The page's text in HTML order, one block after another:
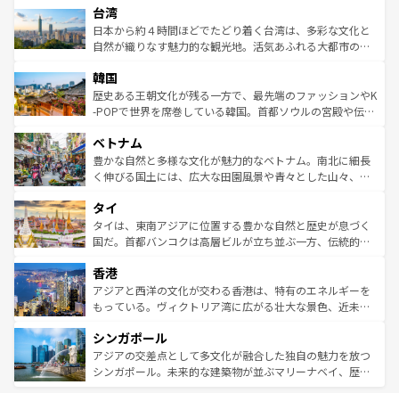
情報は
人々、おいしいローカルフードやハワイアンミュージッ
ク、伝統的なフラダンスなど、すべてがハワイの魅力を彩
っている。訪れるたびに新しい発見と感動が待っているハ
はコンテンツ一覧
リアリーフや大陸中央部にそびえるウルル（エアーズロッ
ク）、タスマニアの美しい原生林やケアンズの熱帯雨林な
ど、見どころがたくさん。また、カフェやワイン、オージ
いる。アクティビティも充実しており、サーフィンやダイ
ビング、ハイキングなど、アウトドア好きにはたまらな
い。オーストラリアの多彩な魅力を存分に味わいつくそ
参照してほしい。
台湾
日本から約４時間ほどでたどり着く台湾は、多彩な文化と
自然が織りなす魅力的な観光地。活気あふれる大都市の台
ン）、静ひつな山岳地帯である台湾東部など、都市の喧騒
と山間の静けさが共存しており、訪れる人に新しい発見と
驚きをもたらしてくれる。また、奥深い台湾の食文化も魅
容にもいいと評判のスイーツなど、バラエティ豊かな料理
が味わえる。 なお、新着の台湾情報は コンテンツ一覧を参
照してほしい。
韓国
歴史ある王朝文化が残る一方で、最先端のファッションやK
-POPで世界を席巻している韓国。首都ソウルの宮殿や伝統
き、地方に足を延ばせば四季折々の自然美を楽しむことが
できる。そして、キムチや焼肉、絶品のストリートフード
まで、さまざまな韓国料理が待っている。夜には、韓国な
リティに包まれながら、韓国の多彩な魅力を心ゆくまで味
わってみてほしい。 なお、新着の韓国情報はコンテンツ一
覧を参照してほしい。
ベトナム
豊かな自然と多様な文化が魅力的なベトナム。南北に細長
く伸びる国土には、広大な田園風景や青々とした山々、世
急速な発展と共に伝統が息づく。ハノイの古い町並みやホ
ーチミン市のフランス統治時代の建物も、独特の雰囲気を
醸し出している。また、バラエティの豊かさとおいしさで
とつ。フォーやバインミー、ベトナムコーヒーなどは、ぜ
ひ現地で味わいたい。どの地域を訪れてもあたたかい人々
が旅行者を迎えてくれるので、きっと忘れられない旅にな
参照してほしい。
タイ
タイは、東南アジアに位置する豊かな自然と歴史が息づく
国だ。首都バンコクは高層ビルが立ち並ぶ一方、伝統的な
の活気が交差している。北部ではチェンマイなどの山岳地
帯で自然と触れ合い、南部ではプーケットやクラビの美し
いビーチでリゾート気分を楽しむことができる。タイ料理
激する。気候は一年中温暖で、どの季節にも異なる楽しみ
が待っている。親しみやすいタイの人々、仏教を中心とし
た文化、そして多様な観光資源が、訪れる旅人を魅了し続
香港
アジアと西洋の文化が交わる香港は、特有のエネルギーを
もっている。ヴィクトリア湾に広がる壮大な景色、近未来
み、どこを訪れても感動するはず。観光スポットが密集し
ており、効率よく見どころを回れるのも魅力。息をのむよ
うな絶景から文化的な体験まで、香港を存分に楽しみ尽く
シンガポール
アジアの交差点として多文化が融合した独自の魅力を放つ
シンガポール。未来的な建築物が並ぶマリーナベイ、歴史